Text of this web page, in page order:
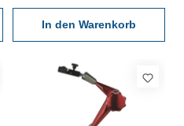
Gesamtlänge: 293 mm
In den Warenkorb